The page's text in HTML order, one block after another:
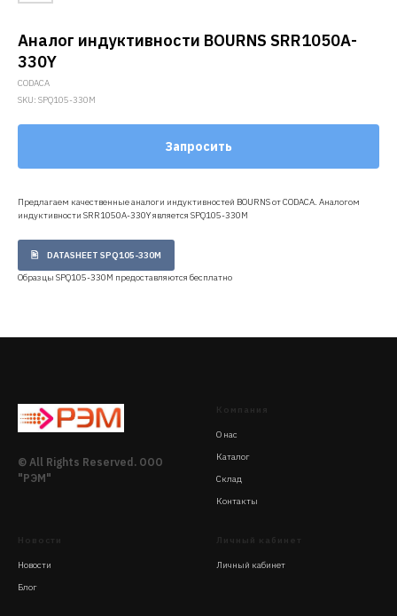
Аналог индуктивности BOURNS SRR1050A-
330Y
CODACA
SKU: SPQ105-330M
Запросить
Предлагаем качественные аналоги индуктивностей BOURNS от CODACA. Аналогом
индуктивности SRR1050A-330Y является SPQ105-330M
DATASHEET SPQ105-330M
Образцы SPQ105-330M предоставляются бесплатно
© All Rights Reserved. ООО
"РЭМ"
Компания
О нас
Каталог
Склад
Контакты
Новости
Новости
Блог
Личный кабинет
Личный кабинет